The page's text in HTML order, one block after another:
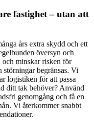
fastighet – utan att
års extra skydd och ett
översyn och
och minskar risken för
begränsas. Vi
logistiken för att passa
ditt tak behöver? Använd
genomgång och få en
Vi återkommer snabbt